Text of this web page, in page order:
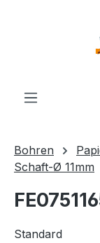
Bohren
Schaft-Ø 11mm
Standard